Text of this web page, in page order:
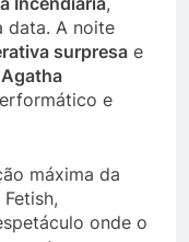
data. A noite
surpresa e
e
máxima da
onde o